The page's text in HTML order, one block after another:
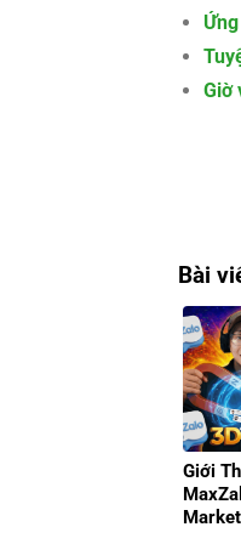
Giờ
Bài
Giới